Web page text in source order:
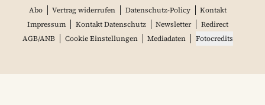
Abo Vertrag widerrufen Datenschutz-Policy
Kontakt
Impressum
Kontakt Datenschutz Newsletter
Redirect
AGB/ANB
Cookie Einstellungen Mediadaten Fotocredits